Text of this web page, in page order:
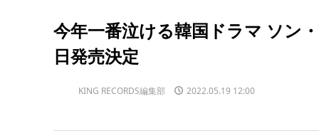
今年一番泣ける韓国ドラマ ソン
日発売決定
KING RECORDS編集部 2022.05.19 12:00